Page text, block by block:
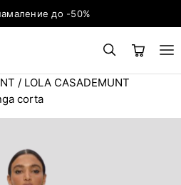
до -50%
ТЪРСЕНЕ
/ LOLA CASADEMUNT
corta